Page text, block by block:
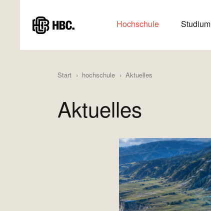
HAUPTMENÜ
Hochschule Studium
Start hochschule Aktuelles
Aktuelles